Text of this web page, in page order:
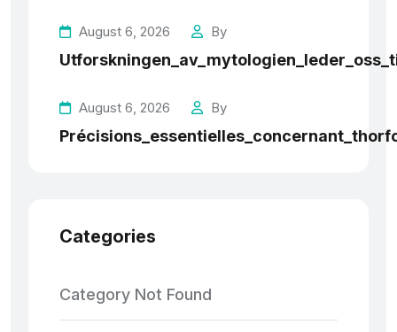
August 6, 2026 By
August 6, 2026 By
Categories
Category Not Found